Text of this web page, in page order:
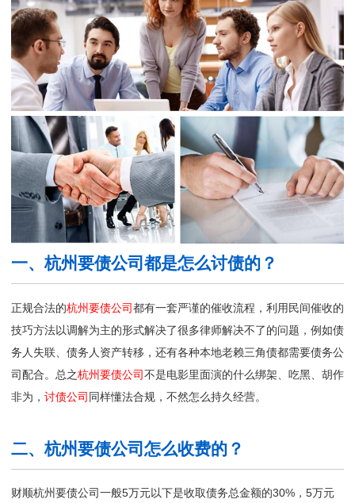
一、杭州要债公司都是怎么讨债的？
正规合法的杭州要债公司都有一套严谨的催收流程，利用民间催收的
技巧方法以调解为主的形式解决了很多律师解决不了的问题，例如债
务人失联、债务人资产转移，还有各种本地老赖三角债都需要债务公
司配合。总之杭州要债公司不是电影里面演的什么绑架、吃黑、胡作
非为， 讨债公司同样懂法合规，不然怎么持久经营。
二、杭州要债公司怎么收费的？
财顺杭州要债公司一般5万元以下是收取债务总金额的30%，5万元